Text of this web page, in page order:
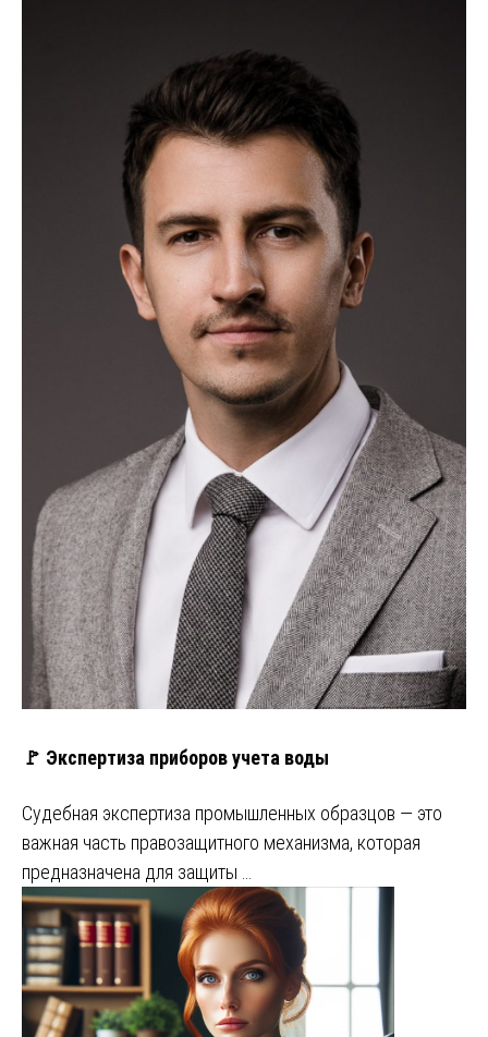
🚩 Экспертиза приборов учета воды
Судебная экспертиза промышленных образцов — это
важная часть правозащитного механизма, которая
предназначена для защиты …